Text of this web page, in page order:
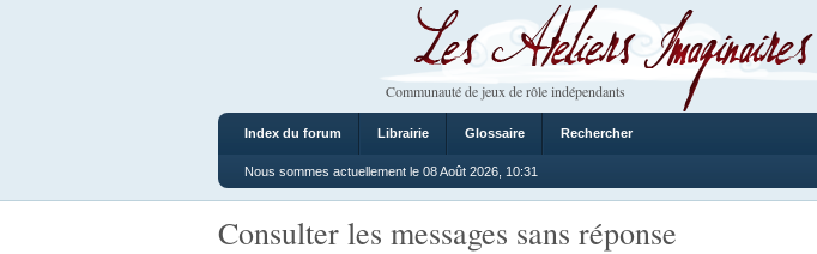
Les Ateliers Imaginaires
Communauté de jeux de rôle indépendants
Index du forum Librairie Glossaire Rechercher
Nous sommes actuellement le 08 Août 2026, 10:31
Consulter les messages sans réponse